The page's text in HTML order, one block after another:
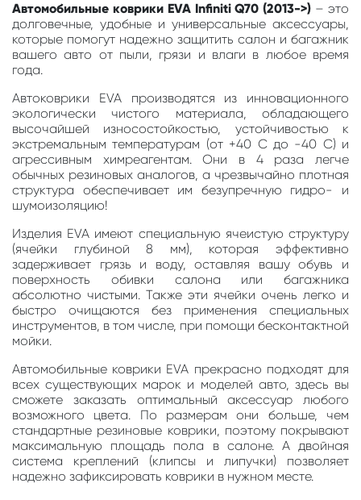
Автомобильные коврики EVA Infiniti Q70 (2013->) – это
долговечные, удобные и универсальные аксессуары,
которые помогут надежно защитить салон и багажник
вашего авто от пыли, грязи и влаги в любое время
года.
Автоковрики EVA производятся из инновационного
экологически чистого материала, обладающего
высочайшей износостойкостью, устойчивостью к
экстремальным температурам (от +40 С до -40 С) и
агрессивным химреагентам. Они в 4 раза легче
обычных резиновых аналогов, а чрезвычайно плотная
структура обеспечивает им безупречную гидро- и
шумоизоляцию!
Изделия EVA имеют специальную ячеистую структуру
(ячейки глубиной 8 мм), которая эффективно
задерживает грязь и воду, оставляя вашу обувь и
поверхность обивки салона или багажника
абсолютно чистыми. Также эти ячейки очень легко и
быстро очищаются без применения специальных
инструментов, в том числе, при помощи бесконтактной
мойки.
Автомобильные коврики EVA прекрасно подходят для
всех существующих марок и моделей авто, здесь вы
сможете заказать оптимальный аксессуар любого
возможного цвета. По размерам они больше, чем
стандартные резиновые коврики, поэтому покрывают
максимальную площадь пола в салоне. А двойная
система креплений (клипсы и липучки) позволяет
надежно зафиксировать коврики в нужном месте.